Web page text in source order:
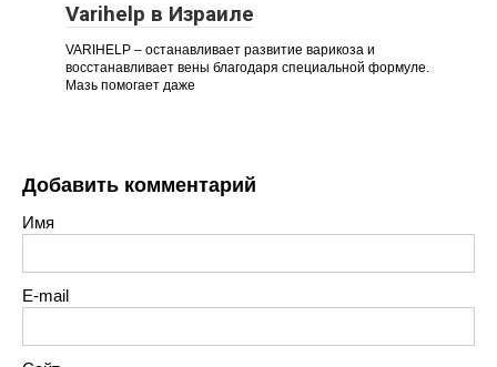
Varihelp в Израиле
VARIHELP – останавливает развитие варикоза и
восстанавливает вены благодаря специальной формуле.
Мазь помогает даже
Добавить комментарий
Имя
E-mail